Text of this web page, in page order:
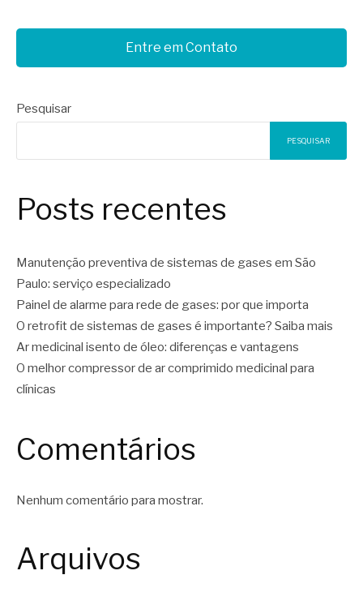
Entre em Contato
Pesquisar
PESQUISAR
Posts recentes
Manutenção preventiva de sistemas de gases em São
Paulo: serviço especializado
Painel de alarme para rede de gases: por que importa
O retrofit de sistemas de gases é importante? Saiba mais
Ar medicinal isento de óleo: diferenças e vantagens
O melhor compressor de ar comprimido medicinal para
clínicas
Comentários
Nenhum comentário para mostrar.
Arquivos